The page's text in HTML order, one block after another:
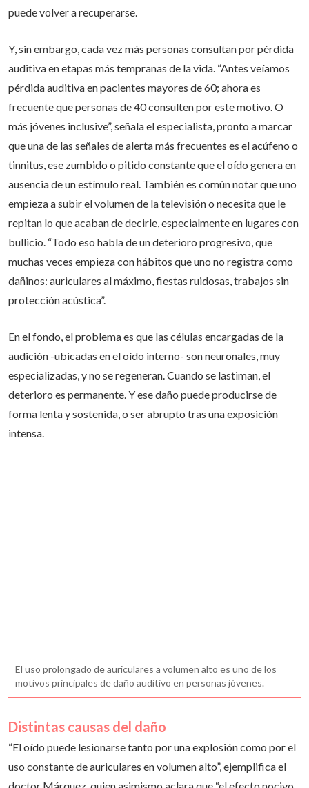
puede volver a recuperarse.
Y, sin embargo, cada vez más personas consultan por pérdida
auditiva en etapas más tempranas de la vida. “Antes veíamos
pérdida auditiva en pacientes mayores de 60; ahora es
frecuente que personas de 40 consulten por este motivo. O
más jóvenes inclusive”, señala el especialista, pronto a marcar
que una de las señales de alerta más frecuentes es el acúfeno o
tinnitus, ese zumbido o pitido constante que el oído genera en
ausencia de un estímulo real. También es común notar que uno
empieza a subir el volumen de la televisión o necesita que le
repitan lo que acaban de decirle, especialmente en lugares con
bullicio. “Todo eso habla de un deterioro progresivo, que
muchas veces empieza con hábitos que uno no registra como
dañinos: auriculares al máximo, fiestas ruidosas, trabajos sin
protección acústica”.
En el fondo, el problema es que las células encargadas de la
audición -ubicadas en el oído interno- son neuronales, muy
especializadas, y no se regeneran. Cuando se lastiman, el
deterioro es permanente. Y ese daño puede producirse de
forma lenta y sostenida, o ser abrupto tras una exposición
intensa.
El uso prolongado de auriculares a volumen alto es uno de los
motivos principales de daño auditivo en personas jóvenes.
Distintas causas del daño
“El oído puede lesionarse tanto por una explosión como por el
uso constante de auriculares en volumen alto”, ejemplifica el
doctor Márquez, quien asimismo aclara que “el efecto nocivo